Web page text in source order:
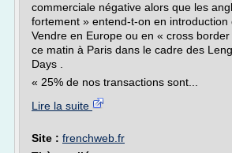
commerciale négative alors que les
fortement » entend-t-on en introduction
Vendre en Europe ou en « cross
ce matin à Paris dans le cadre des
Days .
« 25% de nos transactions sont...
Lire la suite
Site : frenchweb.fr